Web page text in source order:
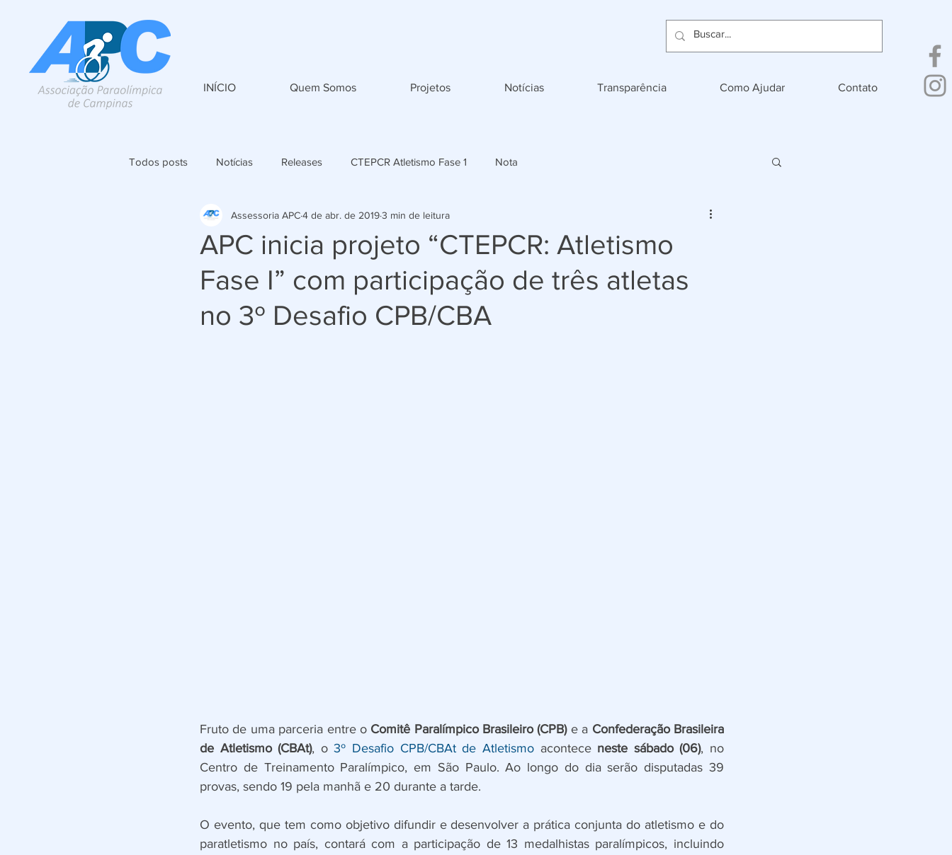
INÍCIO Quem Somos Projetos Notícias Transparência Como Ajudar Contato
Todos posts Notícias Releases CTEPCR Atletismo Fase 1 Nota
APC inicia projeto “CTEPCR: Atletismo
Fase I” com participação de três atletas
no 3º Desafio CPB/CBA
Assessoria APC4 de abr. de 20193 min de leitura
Fruto de uma parceria entre o Comitê Paralímpico Brasileiro (CPB) e a Confederação Brasileira
de Atletismo (CBAt), o 3º Desafio CPB/CBAt de Atletismo acontece neste sábado (06), no
Centro de Treinamento Paralímpico, em São Paulo. Ao longo do dia serão disputadas 39
provas, sendo 19 pela manhã e 20 durante a tarde.
O evento, que tem como objetivo difundir e desenvolver a prática conjunta do atletismo e do